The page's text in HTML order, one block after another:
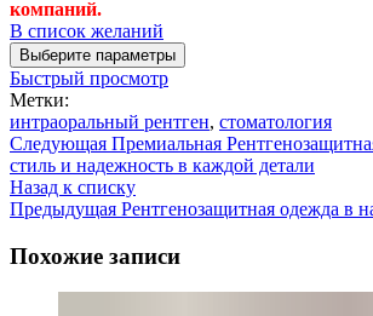
компаний.
В список желаний
Выберите параметры
Быстрый просмотр
Метки:
интраоральный рентген, стоматология
Следующая Премиальная
стиль и надежность в каждой детали
Назад к списку
Предыдущая Рентгенозащитная одежда в
Похожие записи